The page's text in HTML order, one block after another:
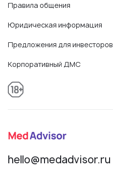
Правила общения
Юридическая информация
Предложения для инвесторов
Корпоративный ДМС
hello@medadvisor.ru